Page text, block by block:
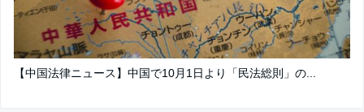
【中国法律ニュース】中国で10月1日より「民法総則」の...